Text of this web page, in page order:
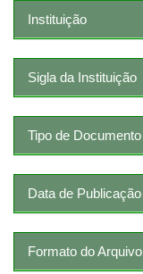
Instituição
Sigla da Instituição
Tipo de Documento
Data de Publicação
Formato do Arquivo